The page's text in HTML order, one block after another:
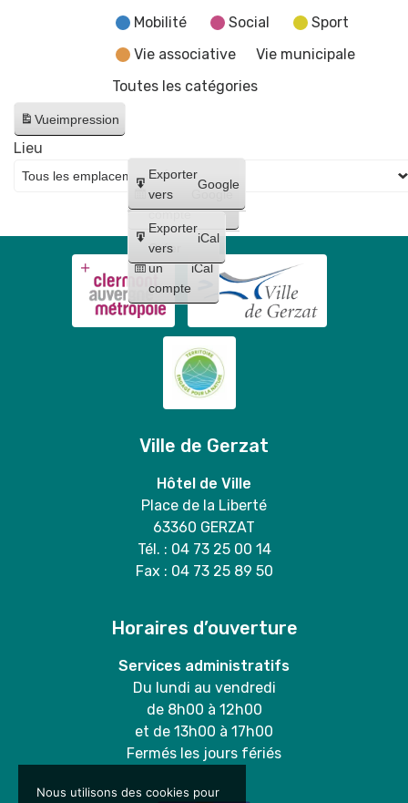
Mobilité
Social
Sport
Vie associative
Vie municipale
Toutes les catégories
Vueimpression
Créer
un
compte
Google
Créer
un
compte
iCal
Exporter
vers
Google
Exporter
vers
iCal
Lieu
Ville de Gerzat
Hôtel de Ville
Place de la Liberté
63360 GERZAT
Tél. : 04 73 25 00 14
Fax : 04 73 25 89 50
Horaires d’ouverture
Services administratifs
Du lundi au vendredi
de 8h00 à 12h00
et de 13h00 à 17h00
Fermés les jours fériés
Nous utilisons des cookies pour